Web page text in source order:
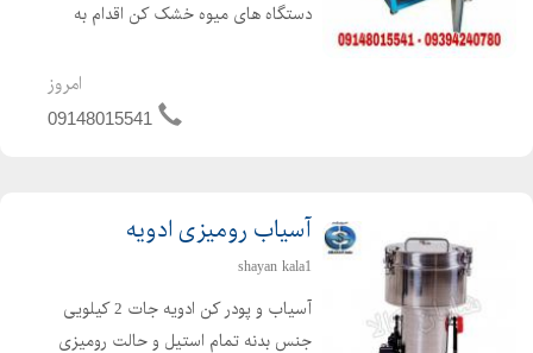
دستگاه های میوه خشک کن اقدام به
مشکل خشک کردن میوه را در خانه حل
می کند . دستگاه خشک کن میوه مناسب
امروز
09148015541
آسیاب رومیزی ادویه
shayan kala1
آسیاب و پودر کن ادویه جات 2 کیلویی
جنس بدنه تمام استیل و حالت رومیزی